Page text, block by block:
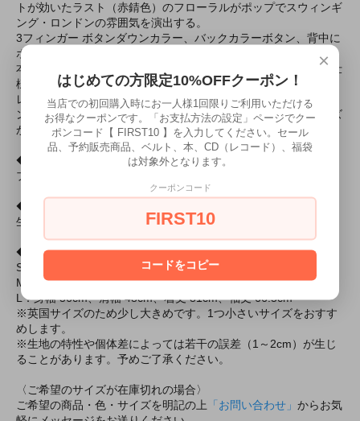
トが効いたラスト（赤錆色）のフローラルがポップでスウィンギ
ング・ロンドンの雰囲気を演出する。
3フィンガー ボタンダウンカラー、バックカラーボタン、背中に
ボックスプリーツ＋ループといった60sボタンダウンシャツの基
本ディテールを装備。袖口はカッタウェイカフにダブルボタン仕
様。
レルコ ロンドンのボタンダウンシャツは豊富なバリエーショ
ン、高いコストパフォーマンスで世界中のモッズやスキンヘッズ
から支持されている。
◆色
ブルー／ラスト（赤錆色）
◆素材
生地：100%コットン
◆サイズ
S：身幅 51cm、肩幅 44cm、着丈 75cm、袖丈 63.5cm
M：身幅 53.5cm、肩幅 46cm、着丈 78cm、袖丈 65cm
L：身幅 56cm、肩幅 48cm、着丈 81cm、袖丈 66.5cm
※英国サイズのため少し大きめです。1つ小さいサイズをおすす
めします。
※生地の特性や個体差によっては若干の誤差（1～2cm）が生じ
ることがあります。予めご了承ください。
〈ご希望のサイズが在庫切れの場合〉
ご希望の商品・色・サイズを明記の上
「お問い合わせ」 からお気
×
はじめての方限定10%OFFクーポン！
当店での初回購入時にお一人様1回限りご利用いただける
お得なクーポンです。「お支払方法の設定」ページでクー
ポンコード【 FIRST10 】を入力してください。セール
品、予約販売商品、ベルト、本、CD（レコード）、福袋
は対象外となります。
クーポンコード
FIRST10
コードをコピー